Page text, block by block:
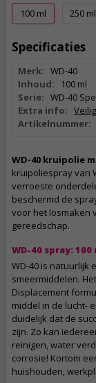
100 ml 250 ml
Specificaties
Merk: WD-40
Inhoud:
100 ml
Serie: WD-40
Extra info:
Artikelnummer:
WD-40 kruipolie
kruipoliespray van
verroeste
beschermd de
voor het losmaken
gereedschap.
WD-40 spray:
WD-40 is natuurlijk
smeermiddelen.
Displacement
middel in de lucht-
duidelijk dat de
zijn. Zo kan
reinigen, water
corrosie! Kortom
huishouden,